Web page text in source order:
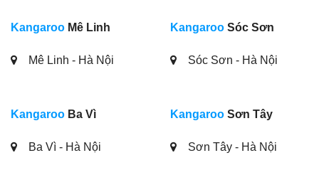
Kangaroo Mê Linh
Mê Linh - Hà Nội
Kangaroo Sóc Sơn
Sóc Sơn - Hà Nội
Kangaroo Ba Vì
Ba Vì - Hà Nội
Kangaroo Sơn Tây
Sơn Tây - Hà Nội